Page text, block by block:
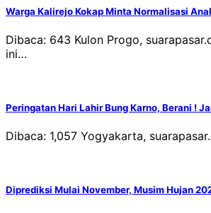
Warga Kalirejo Kokap Minta Normalisasi
Dibaca: 643 Kulon Progo,
ini…
Peringatan Hari Lahir Bung Karno, Berani !
Dibaca: 1,057 Yogyakarta,
Diprediksi Mulai November, Musim Hujan